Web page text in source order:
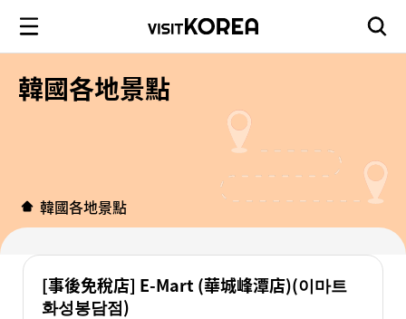
韓國各地景點
韓國各地景點
[事後免稅店] E-Mart (華城峰潭店)(이마트
화성봉담점)